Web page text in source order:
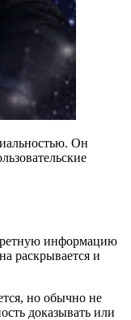
Он
информацию
раскрывается и
но обычно не
доказывать или